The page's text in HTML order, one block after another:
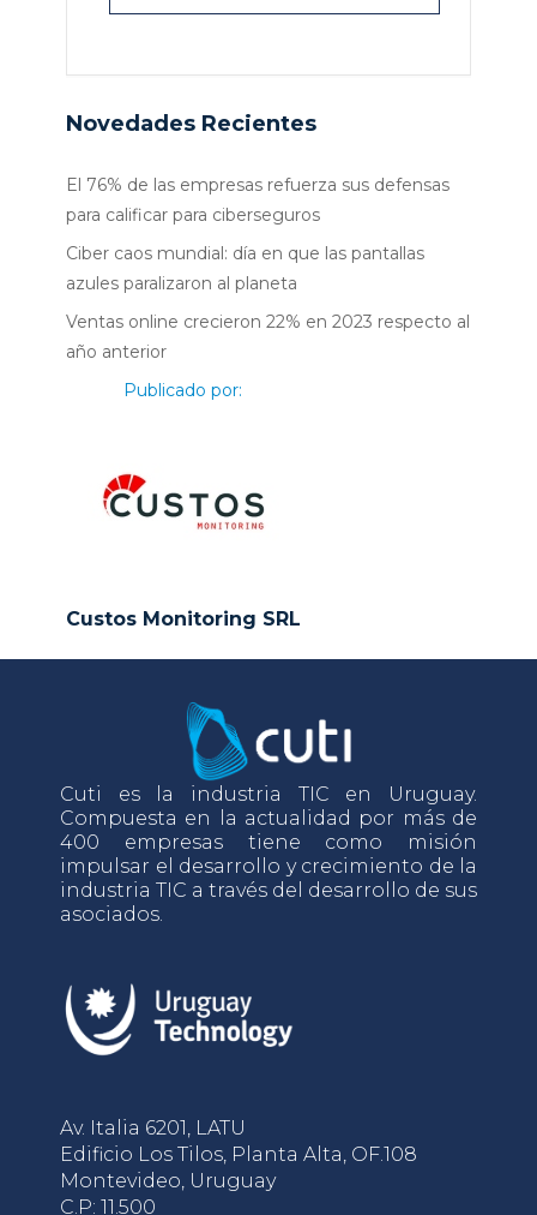
Novedades Recientes
El 76% de las empresas refuerza sus defensas
para calificar para ciberseguros
Ciber caos mundial: día en que las pantallas
azules paralizaron al planeta
Ventas online crecieron 22% en 2023 respecto al
año anterior
Publicado por:
Custos Monitoring SRL
Cuti es la industria TIC en Uruguay.
Compuesta en la actualidad por más de
400 empresas tiene como misión
impulsar el desarrollo y crecimiento de la
industria TIC a través del desarrollo de sus
asociados.
Av. Italia 6201, LATU
Edificio Los Tilos, Planta Alta, OF.108
Montevideo, Uruguay
C.P: 11.500